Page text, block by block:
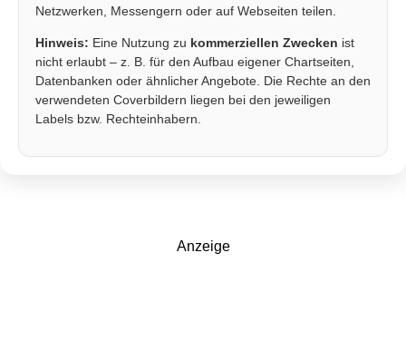
Netzwerken, Messengern oder auf Webseiten teilen.
Hinweis: Eine Nutzung zu kommerziellen Zwecken ist
nicht erlaubt – z. B. für den Aufbau eigener Chartseiten,
Datenbanken oder ähnlicher Angebote. Die Rechte an den
verwendeten Coverbildern liegen bei den jeweiligen
Labels bzw. Rechteinhabern.
Anzeige